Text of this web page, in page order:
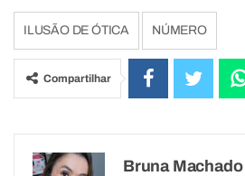
ILUSÃO DE ÓTICA NÚMERO
Compartilhar
Bruna Machado